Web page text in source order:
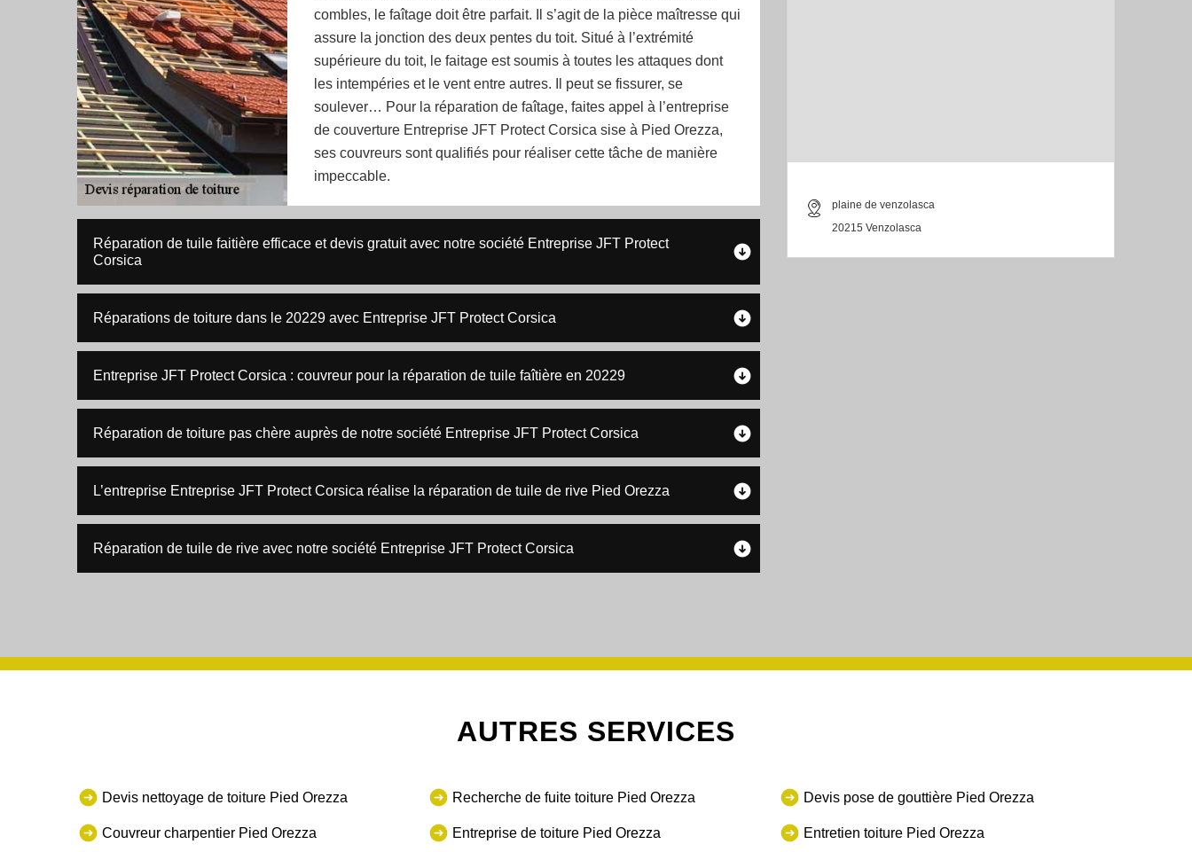
combles, le faîtage doit être parfait. Il s’agit de la pièce maîtresse qui
assure la jonction des deux pentes du toit. Situé à l’extrémité
supérieure du toit, le faitage est soumis à toutes les attaques dont
les intempéries et le vent entre autres. Il peut se fissurer, se
soulever… Pour la réparation de faîtage, faites appel à l’entreprise
de couverture Entreprise JFT Protect Corsica sise à Pied Orezza,
ses couvreurs sont qualifiés pour réaliser cette tâche de manière
impeccable.
Réparation de tuile faitière efficace et devis gratuit avec notre société Entreprise JFT Protect
Corsica
Réparations de toiture dans le 20229 avec Entreprise JFT Protect Corsica
Entreprise JFT Protect Corsica : couvreur pour la réparation de tuile faîtière en 20229
Réparation de toiture pas chère auprès de notre société Entreprise JFT Protect Corsica
L’entreprise Entreprise JFT Protect Corsica réalise la réparation de tuile de rive Pied Orezza
Réparation de tuile de rive avec notre société Entreprise JFT Protect Corsica
plaine de venzolasca
20215 Venzolasca
AUTRES SERVICES
Devis nettoyage de toiture Pied Orezza
Couvreur charpentier Pied Orezza
Recherche de fuite toiture Pied Orezza
Entreprise de toiture Pied Orezza
Devis pose de gouttière Pied Orezza
Entretien toiture Pied Orezza